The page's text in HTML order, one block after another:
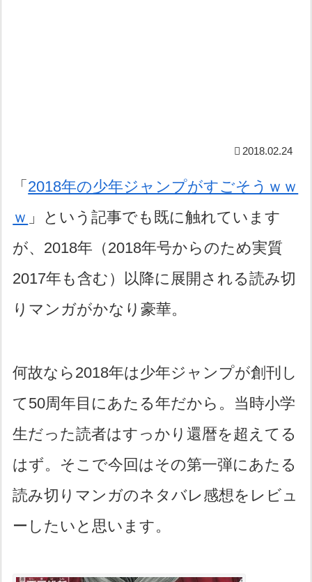
2018.02.24
「 2018年の少年ジャンプがすごそうｗｗ
ｗ 」という記事でも既に触れています
が、2018年（2018年号からのため実質
2017年も含む）以降に展開される読み切
りマンガがかなり豪華。
何故なら2018年は少年ジャンプが創刊し
て50周年目にあたる年だから。当時小学
生だった読者はすっかり還暦を超えてる
はず。そこで今回はその第一弾にあたる
読み切りマンガのネタバレ感想をレビュ
ーしたいと思います。